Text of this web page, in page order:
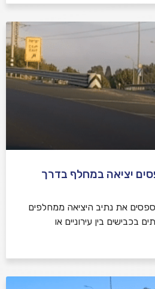
יציאה במחלף בדרך
את נתיב היציאה ממחלפים
בכבישים בין עירוניים או